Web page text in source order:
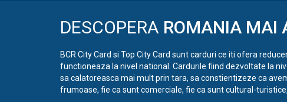
DESCOPERA ROMANIA MAI
BCR City Card si Top City Card sunt carduri ce iti ofera
functioneaza la nivel national. Cardurile fiind dezvoltate la
sa calatoreasca mai mult prin tara, sa constientizeze ca
frumoase, fie ca sunt comerciale, fie ca sunt cultural-